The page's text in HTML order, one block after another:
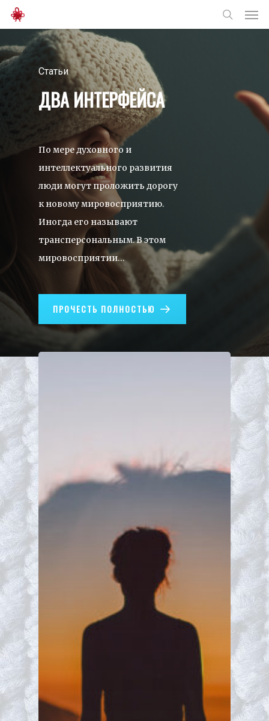
Skip
to
main
content
search
Статьи
ДВА ИНТЕРФЕЙСА
По мере духовного и
интеллектуального развития
люди могут проложить дорогу
к новому мировосприятию.
Иногда его называют
трансперсональным. В этом
мировосприятии…
ПРОЧЕСТЬ ПОЛНОСТЬЮ